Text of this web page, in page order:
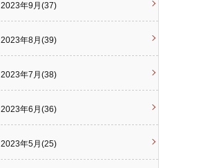
2023年9月(37)
2023年8月(39)
2023年7月(38)
2023年6月(36)
2023年5月(25)